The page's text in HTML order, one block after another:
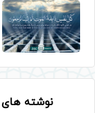
نوشته های